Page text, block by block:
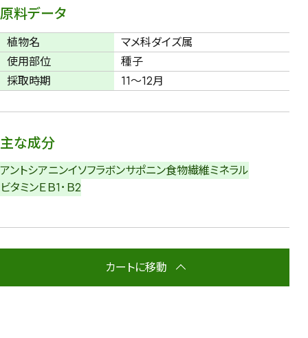
原料データ
植物名
マメ科ダイズ属
使用部位
種子
採取時期
11～12月
主な成分
アントシアニンイソフラボンサポニン食物繊維ミネラル
ビタミンＥＢ1･Ｂ2
カートに移動